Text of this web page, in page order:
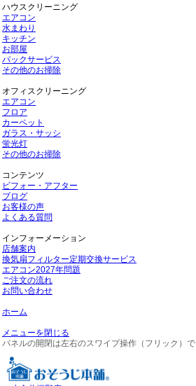
ハウスクリーニング
エアコン
水まわり
キッチン
お部屋
パックサービス
その他のお掃除
オフィスクリーニング
エアコン
フロア
カーペット
ガラス・サッシ
蛍光灯
その他のお掃除
コンテンツ
ビフォー・アフター
ブログ
お客様の声
よくある質問
インフォーメーション
店舗案内
換気扇フィルター定期交換サービス
エアコン2027年問題
ご注文の流れ
お問い合わせ
ホーム
メニューを閉じる
パネルの開閉は左右のスワイプ操作（フリック）